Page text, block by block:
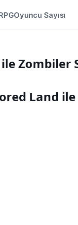
Oyuncu Sayısı
Land ile